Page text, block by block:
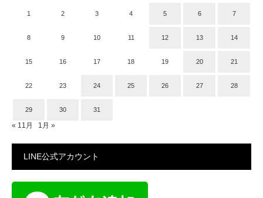
1 2 3 4 5 6 7
8 9 10 11 12 13 14
15 16 17 18 19 20 21
22 23 24 25 26 27 28
29 30 31
« 11月 1月 »
LINE公式アカウント